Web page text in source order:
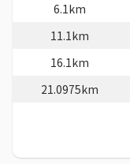
6.1km
11.1km
16.1km
21.0975km